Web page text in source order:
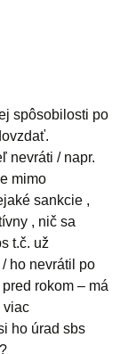
spôsobilosti po
nevráti / napr.
mimo
sankcie ,
, nič sa
t.č. už
ho nevrátil po
rokom – má
viac
ho úrad sbs